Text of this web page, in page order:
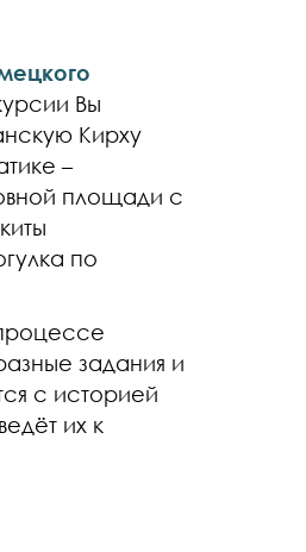
Вы
Кирху
–
площади с
по
задания и
с историей
их к